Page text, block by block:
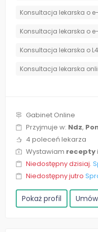
Konsultacja lekarska o
Konsultacja lekarska o
Konsultacja lekarska o
Konsultacja lekarska
Gabinet Online
Przyjmuje w: Ndz,
4 poleceń lekarza
Wystawiam receptyi
Niedostępny dzisiaj.
Niedostępny jutro
Pokaż profil